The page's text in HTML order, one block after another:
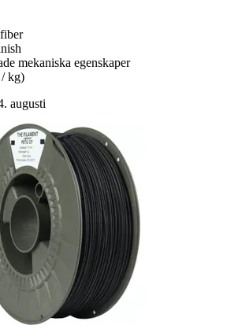
mekaniska egenskaper
kg)
augusti